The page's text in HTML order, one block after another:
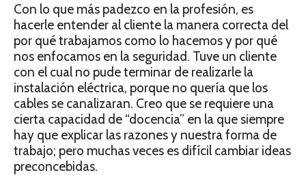
Con lo que más padezco en la profesión, es
hacerle entender al cliente la manera correcta del
por qué trabajamos como lo hacemos y por qué
nos enfocamos en la seguridad. Tuve un cliente
con el cual no pude terminar de realizarle la
instalación eléctrica, porque no quería que los
cables se canalizaran. Creo que se requiere una
cierta capacidad de “docencia” en la que siempre
hay que explicar las razones y nuestra forma de
trabajo; pero muchas veces es difícil cambiar ideas
preconcebidas.